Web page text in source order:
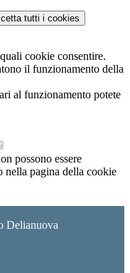
tutti i cookies
cookie consentire.
il funzionamento della
al funzionamento potete
possono essere
nella pagina della cookie
Delianuova